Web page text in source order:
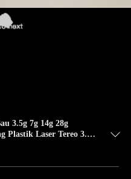
3.5g 7g 14g 28g
Plastik Laser Tereo 3.5g